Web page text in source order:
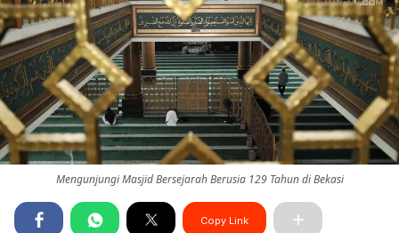
Mengunjungi Masjid Bersejarah Berusia 129 Tahun di Bekasi
Copy Link